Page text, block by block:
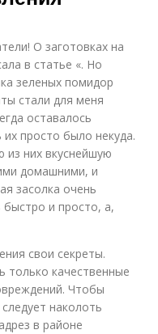
О заготовках на
в статье «. Но
зеленых помидор
стали для меня
оставалось
просто было некуда.
из них вкуснейшую
домашними, и
засолка очень
быстро и просто, а,
свои секреты.
только качественные
Чтобы
наколоть
в районе